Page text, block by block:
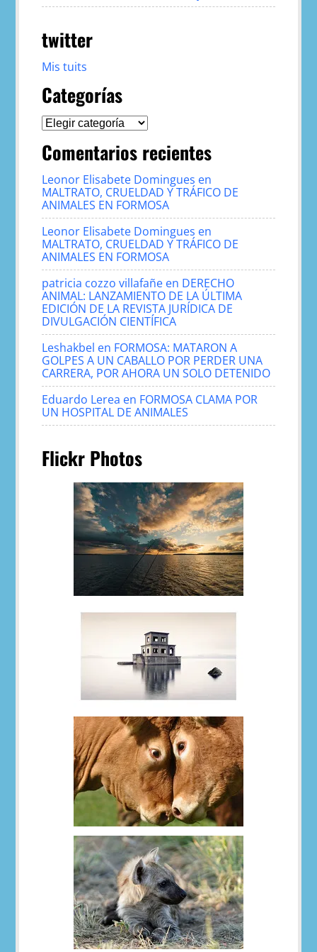
twitter
Mis tuits
Categorías
Categorías
Comentarios recientes
Leonor Elisabete Domingues en
MALTRATO, CRUELDAD Y TRÁFICO DE
ANIMALES EN FORMOSA
Leonor Elisabete Domingues en
MALTRATO, CRUELDAD Y TRÁFICO DE
ANIMALES EN FORMOSA
patricia cozzo villafañe en DERECHO
ANIMAL: LANZAMIENTO DE LA ÚLTIMA
EDICIÓN DE LA REVISTA JURÍDICA DE
DIVULGACIÓN CIENTÍFICA
Leshakbel en FORMOSA: MATARON A
GOLPES A UN CABALLO POR PERDER UNA
CARRERA, POR AHORA UN SOLO DETENIDO
Eduardo Lerea en FORMOSA CLAMA POR
UN HOSPITAL DE ANIMALES
Flickr Photos